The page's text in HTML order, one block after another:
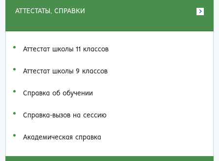
АТТЕСТАТЫ, СПРАВКИ
Аттестат школы 11 классов
Аттестат школы 9 классов
Справка об обучении
Справка-вызов на сессию
Академическая справка